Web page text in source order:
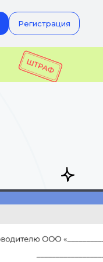
Регистрация